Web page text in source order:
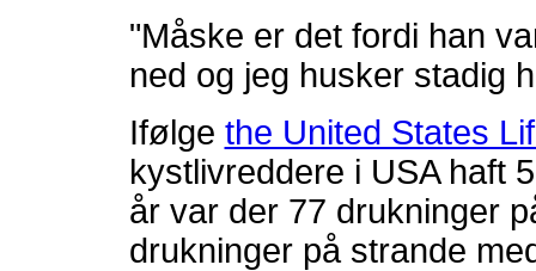
"Måske er det fordi han
ned og jeg husker stadig
Ifølge the United States
kystlivreddere i USA haft
år var der 77 drukninger
drukninger på strande